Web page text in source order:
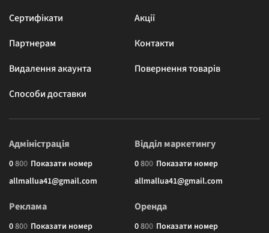
Сертифікати
Акції
Партнерам
Контакти
Видалення акаунта
Повернення товарів
Способи доставки
Адміністрація
0800 Показати номер
allmallua41@gmail.com
Відділ маркетингу
0800 Показати номер
allmallua41@gmail.com
Реклама
0800 Показати номер
Оренда
0800 Показати номер